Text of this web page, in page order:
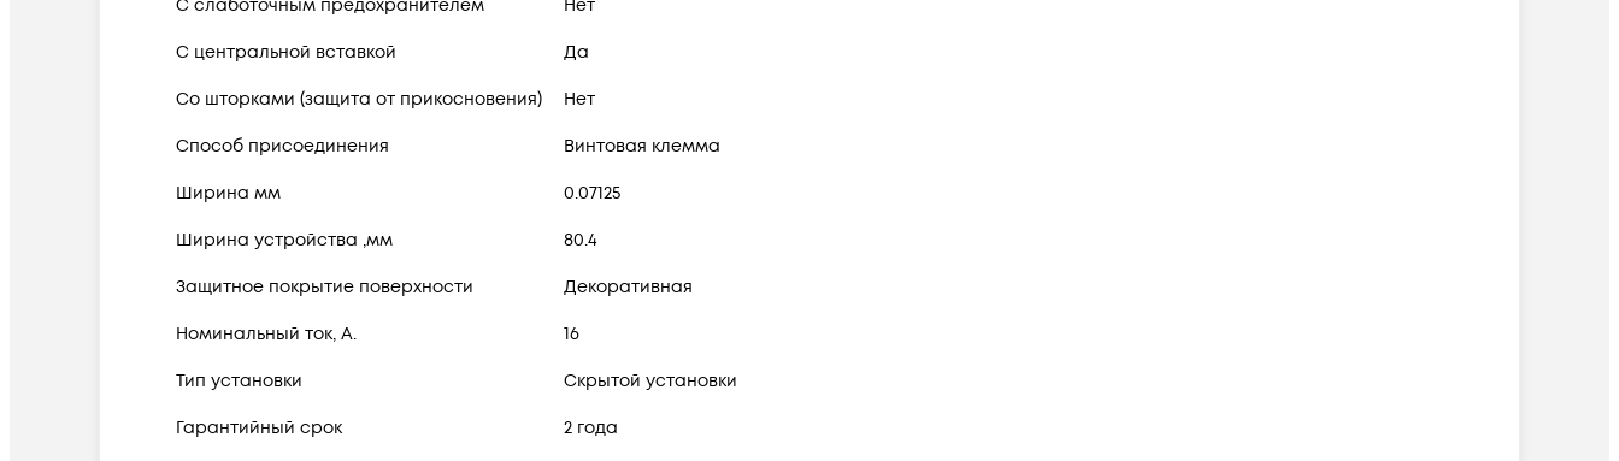
С слаботочным предохранителем Нет
С центральной вставкой Да
Со шторками (защита от прикосновения) Нет
Способ присоединения Винтовая клемма
Ширина мм 0.07125
Ширина устройства ,мм 80.4
Защитное покрытие поверхности Декоративная
Номинальный ток, А. 16
Тип установки Скрытой установки
Гарантийный срок 2 года